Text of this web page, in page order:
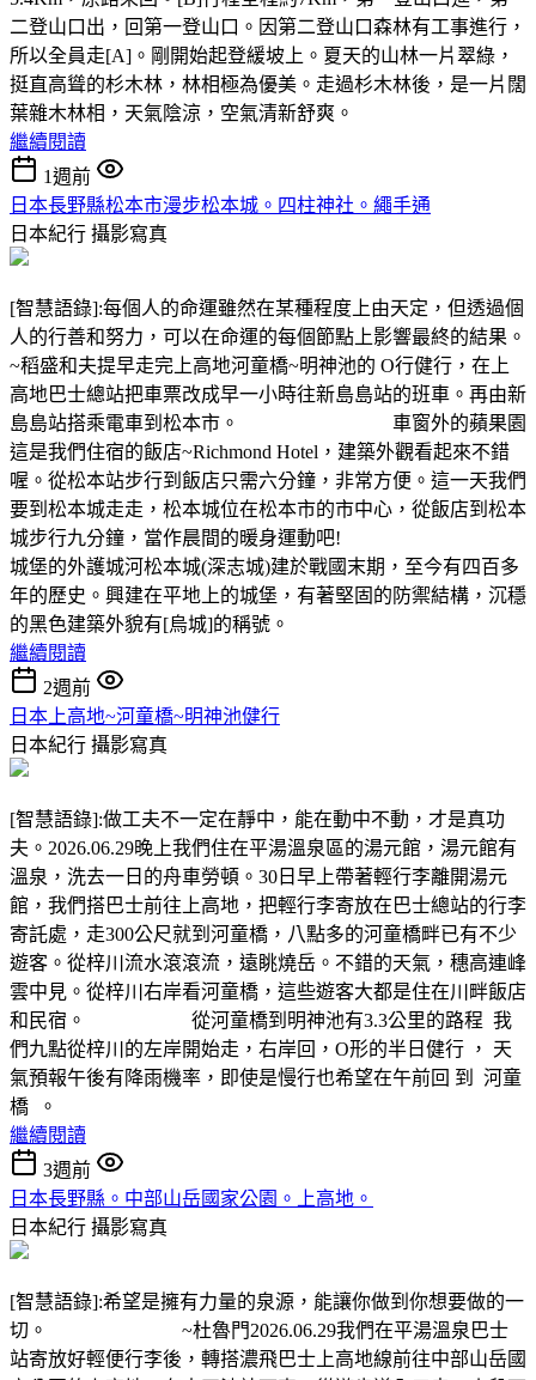
二登山口出，回第一登山口。因第二登山口森林有工事進行，
所以全員走[A]。剛開始起登緩坡上。夏天的山林一片翠綠，
挺直高聳的杉木林，林相極為優美。走過杉木林後，是一片闊
葉雜木林相，天氣陰涼，空氣清新舒爽。
繼續閱讀
1週前
日本長野縣松本市漫步松本城。四柱神社。繩手通
日本紀行 攝影寫真
[智慧語錄]:每個人的命運雖然在某種程度上由天定，但透過個
人的行善和努力，可以在命運的每個節點上影響最終的結果。
~稻盛和夫提早走完上高地河童橋~明神池的 O行健行，在上
高地巴士總站把車票改成早一小時往新島島站的班車。再由新
島島站搭乘電車到松本市。 車窗外的蘋果園
這是我們住宿的飯店~Richmond Hotel，建築外觀看起來不錯
喔。從松本站步行到飯店只需六分鐘，非常方便。這一天我們
要到松本城走走，松本城位在松本市的市中心，從飯店到松本
城步行九分鐘，當作晨間的暖身運動吧!
城堡的外護城河松本城(深志城)建於戰國末期，至今有四百多
年的歷史。興建在平地上的城堡，有著堅固的防禦結構，沉穩
的黑色建築外貌有[烏城]的稱號。
繼續閱讀
2週前
日本上高地~河童橋~明神池健行
日本紀行 攝影寫真
[智慧語錄]:做工夫不一定在靜中，能在動中不動，才是真功
夫。2026.06.29晚上我們住在平湯溫泉區的湯元館，湯元館有
溫泉，洗去一日的舟車勞頓。30日早上帶著輕行李離開湯元
館，我們搭巴士前往上高地，把輕行李寄放在巴士總站的行李
寄託處，走300公尺就到河童橋，八點多的河童橋畔已有不少
遊客。從梓川流水滾滾流，遠眺燒岳。不錯的天氣，穗高連峰
雲中見。從梓川右岸看河童橋，這些遊客大都是住在川畔飯店
和民宿。 從河童橋到明神池有3.3公里的路程 我
們九點從梓川的左岸開始走，右岸回，O形的半日健行 ， 天
氣預報午後有降雨機率，即使是慢行也希望在午前回 到 河童
橋 。
繼續閱讀
3週前
日本長野縣。中部山岳國家公園。上高地。
日本紀行 攝影寫真
[智慧語錄]:希望是擁有力量的泉源，能讓你做到你想要做的一
切。 ~杜魯門2026.06.29我們在平湯溫泉巴士
站寄放好輕便行李後，轉搭濃飛巴士上高地線前往中部山岳國